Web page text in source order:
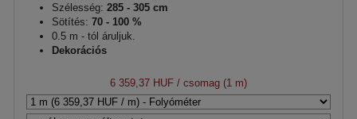
Szélesség: 285 - 305 cm
Sötítés: 70 - 100 %
0.5 m - tól áruljuk.
Dekorációs
6 359,37 HUF / csomag (1 m)